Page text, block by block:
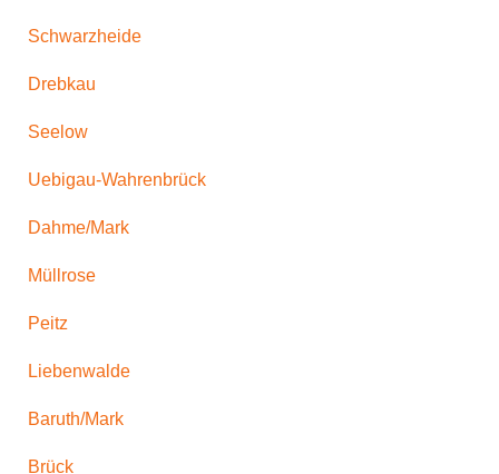
Schwarzheide
Drebkau
Seelow
Uebigau-Wahrenbrück
Dahme/Mark
Müllrose
Peitz
Liebenwalde
Baruth/Mark
Brück